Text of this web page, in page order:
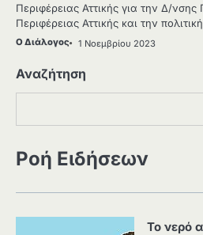
Περιφέρειας Αττικής για την Δ/νσης
Περιφέρειας Αττικής και την
Ο Διάλογος 1 Νοεμβρίου 2023
Αναζήτηση
Ροή Ειδήσεων
Το νερό